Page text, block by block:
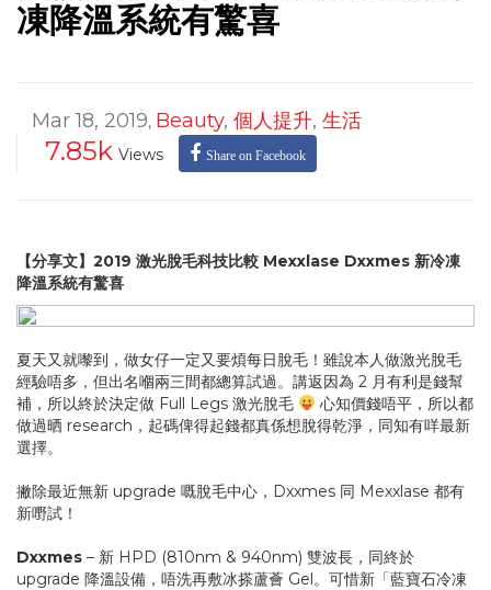
凍降溫系統有驚喜
Mar 18, 2019, Beauty, 個人提升, 生活
7.85k Views Share on Facebook
【分享文】2019 激光脫毛科技比較 Mexxlase Dxxmes 新冷凍
降溫系統有驚喜
夏天又就嚟到，做女仔一定又要煩每日脫毛！雖說本人做激光脫毛
經驗唔多，但出名嗰兩三間都總算試過。講返因為 2 月有利是錢幫
補，所以終於決定做 Full Legs 激光脫毛
心知價錢唔平，所以都
做過晒 research，起碼俾得起錢都真係想脫得乾淨，同知有咩最新
選擇。
撇除最近無新 upgrade 嘅脫毛中心，Dxxmes 同 Mexxlase 都有
新嘢試！
Dxxmes – 新 HPD (810nm & 940nm) 雙波長，同終於
upgrade 降溫設備，唔洗再敷冰搽蘆薈 Gel。可惜新「藍寶石冷凍